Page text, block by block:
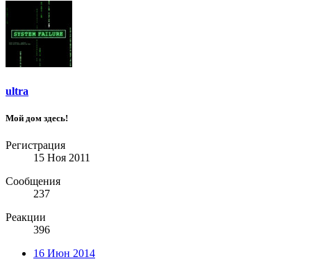
ultra
Мой дом здесь!
Регистрация
15 Ноя 2011
Сообщения
237
Реакции
396
16 Июн 2014